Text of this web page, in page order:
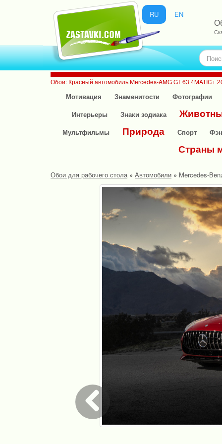
RU EN
Обои: Красный автомобиль Mercedes-AMG GT 63 4MATIC+
Мотивация Знаменитости
Фотографии
Интерьеры
Знаки зодиака
Мультфильмы Природа Спорт
Страны
Обои для рабочего стола» Автомобили » Mercedes-